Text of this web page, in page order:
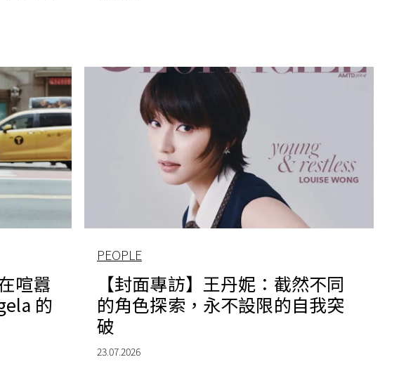
喧囂
的
PEOPLE
【封面專訪】王丹妮：截然不同
的角色探索，永不設限的自我突
破
23.07.2026